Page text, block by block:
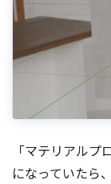
「マテリアルプ
になっていたら、